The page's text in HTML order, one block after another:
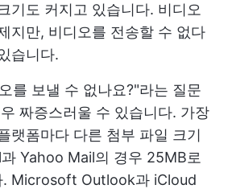
기도 커지고 있습니다. 비디오
지만, 비디오를 전송할 수 없다
습니다.
를 보낼 수 없나요?"라는 질문
짜증스러울 수 있습니다. 가장
랫폼마다 다른 첨부 파일 크기
Yahoo Mail의 경우 25MB로
. Microsoft Outlook과 iCloud